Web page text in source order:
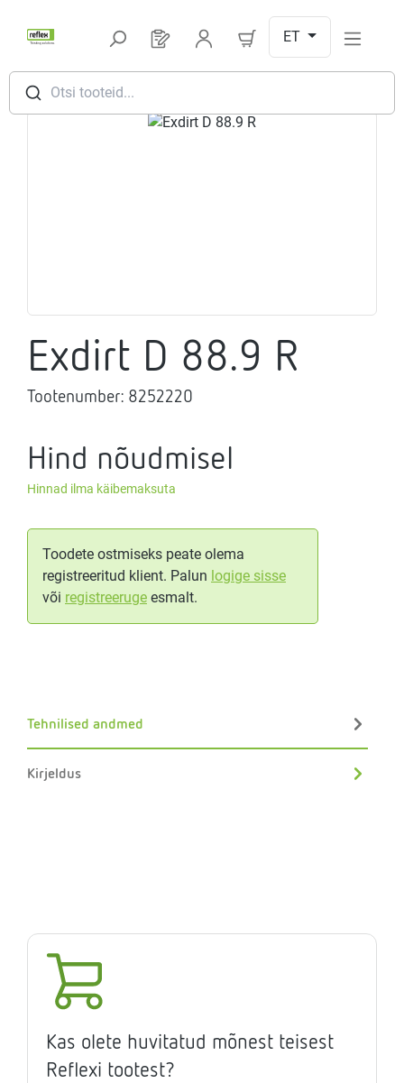
Otsi tooteid...
Sul on 0 toodet soovinimekirjas
ET
Jäta pildigalerii vahele
Exdirt D 88.9 R
Tootenumber: 8252220
Hind nõudmisel
Hinnad ilma käibemaksuta
Toodete ostmiseks peate olema
registreeritud klient. Palun logige sisse
või registreeruge esmalt.
Tehnilised andmed
Kirjeldus
Kas olete huvitatud mõnest teisest
Reflexi tootest?